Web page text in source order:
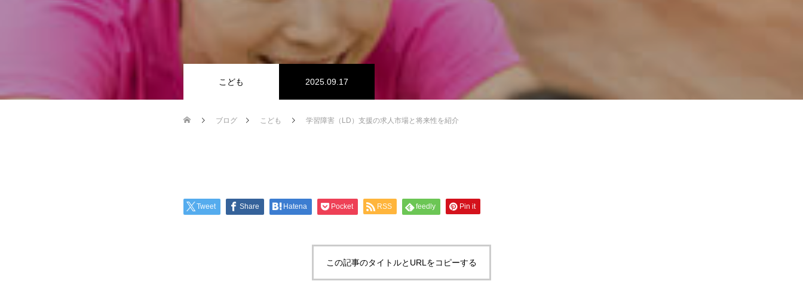
こども 2025.09.17
ブログ こども 学習障害（LD）支援の求人市場と将来性を紹介
Tweet Share Hatena Pocket RSS feedly Pin it
この記事のタイトルとURLをコピーする